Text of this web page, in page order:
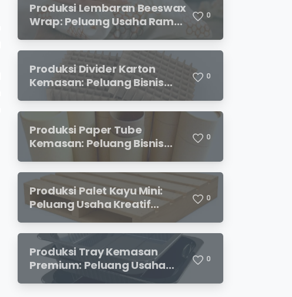
Produksi Lembaran Beeswax
Wrap: Peluang Usaha Ramah
Lingkungan yang
Menjanjikan
0
Produksi Divider Karton
Kemasan: Peluang Bisnis
Menjanjikan dengan
Permintaan yang Terus
Meningkat
0
Produksi Paper Tube
Kemasan: Peluang Bisnis
Prospek Cerah
0
Produksi Palet Kayu Mini:
Peluang Usaha Kreatif
dengan Modal Terjangkau
dan Potensi Keuntungan
Menjanjikan
0
Produksi Tray Kemasan
Premium: Peluang Usaha
Menjanjikan di Industri
0